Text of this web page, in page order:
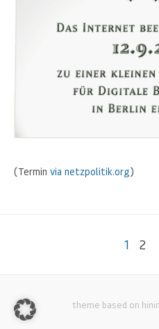
(Termin via netzpolitik.org)
1 2
theme based on